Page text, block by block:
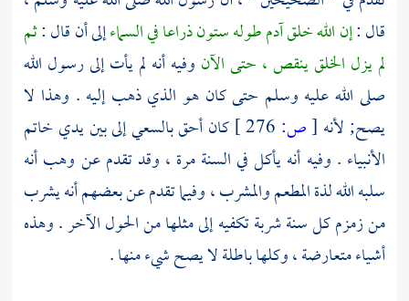
قال :إن الله خلقآدمطوله ستون ذراعا في السماءإلى أن قال :ثم
لم يزل الخلق ينقص ، حتى الآن وفيه أنه لم يأت إلى رسول الله
صلى الله عليه وسلم حتى كان هو الذي ذهب إليه . وهذا لا
يصح; لأنه [ص:
كان أحق بالسعي إلى بين يدي خاتم
الأنبياء . وفيه أنه يأكل في السنة مرة ، وقد تقدم عن وهبأنه
سلبه الله لذة المطعم والمشرب ، وفيما تقدم عن بعضهم أنه يشرب
من زمزم كل سنة شربة تكفيه إلى مثلها من الحول الآخر . وهذه
أشياء متعارضة ، وكلها باطلة لا يصح شيء منها .